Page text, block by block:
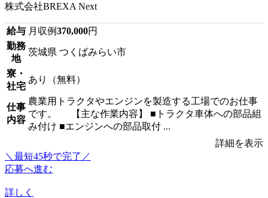
株式会社BREXA Next
給与 月収例370,000円
勤務
地
茨城県 つくばみらい市
寮・
社宅
あり（無料）
仕事
内容
農業用トラクタやエンジンを製造する工場でのお仕事
です。 【主な作業内容】 ■トラクタ車体への部品組
み付け ■エンジンへの部品取付 ...
詳細を表示
＼最短45秒で完了／
応募へ進む
詳しく